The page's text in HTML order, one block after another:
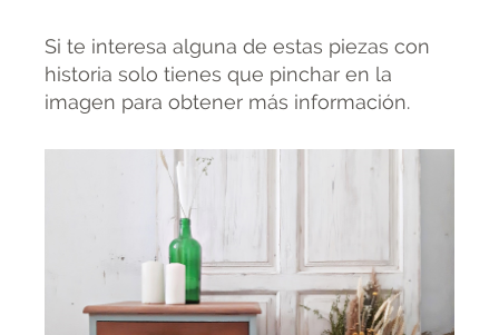
Si te interesa alguna de estas piezas con
historia solo tienes que pinchar en la
imagen para obtener más información.